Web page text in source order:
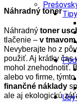
Tipy
Náhradný toner
Náhradný toner
tlačenie – v
Nevyberajte ho z
použiť. Aj krátky čas
mohol znehodnotiť.
alebo vo firme,
finančné náklady
ale aj ekologickú